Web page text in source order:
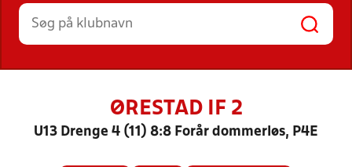
HOLD
ØRESTAD IF 2
U13 Drenge 4 (11) 8:8 Forår dommerløs, P4E